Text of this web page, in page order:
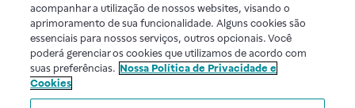
acompanhar a utilização de nossos websites, visando o
aprimoramento de sua funcionalidade. Alguns cookies são
essenciais para nossos serviços, outros opcionais. Você
poderá gerenciar os cookies que utilizamos de acordo com
suas preferências. Nossa Política de Privacidade e
Cookies